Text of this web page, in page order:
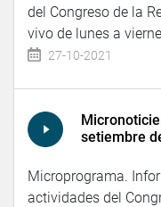
del Congreso de la
vivo de lunes a
27-10-2021
setiembre
Microprograma.
actividades del